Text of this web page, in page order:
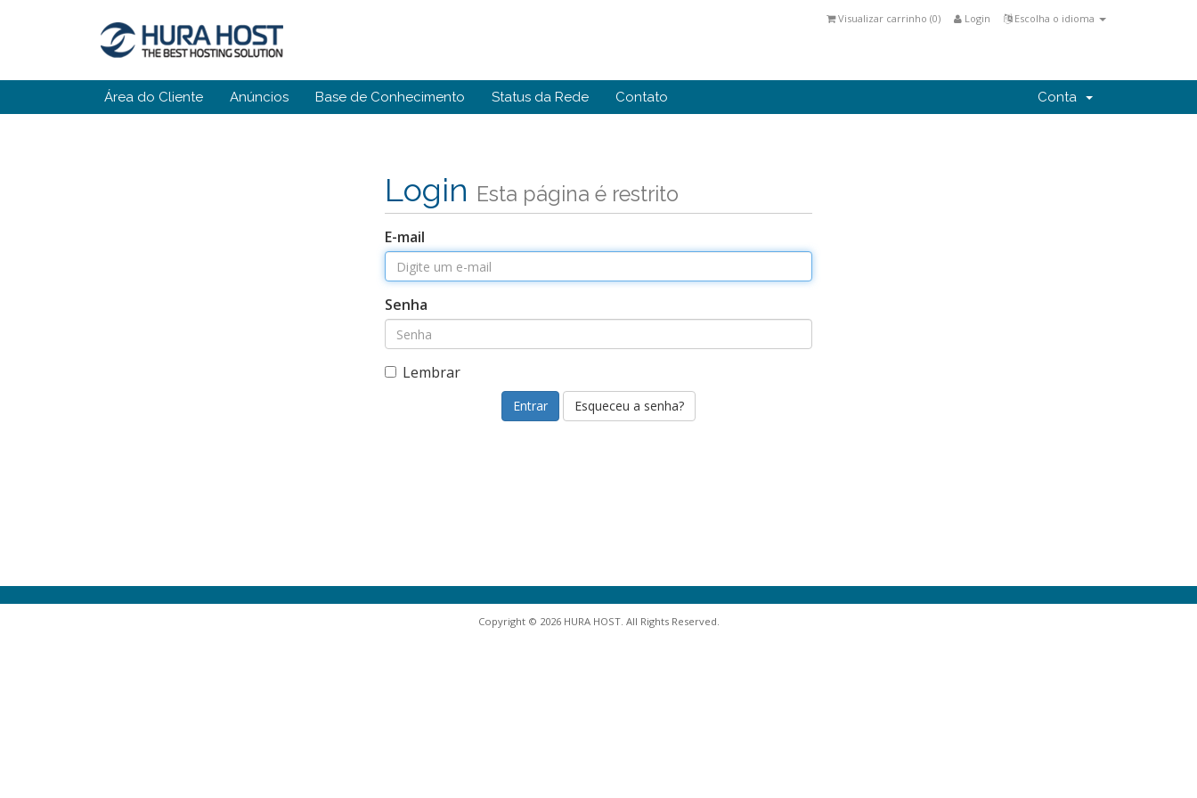
Escolha o idioma
Login
Visualizar carrinho (0)
Área do Cliente Anúncios Base de Conhecimento Status da Rede Contato Conta
Login Esta página é restrito
E-mail
Senha
Lembrar
Esqueceu a senha?
Copyright © 2026 HURA HOST. All Rights Reserved.